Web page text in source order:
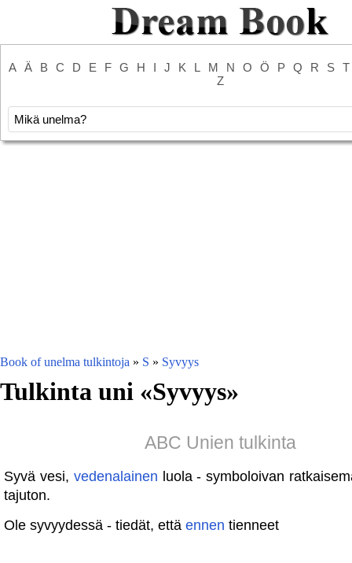
A Ä B C D E F G H I J K L M N O Ö P Q R S
T
Z
Book of unelma tulkintoja » S » Syvyys
Tulkinta uni «Syvyys»
ABC Unien tulkinta
Syvä vesi, vedenalainen luola - symboloivan
tajuton.
Ole syvyydessä - tiedät, että ennen tienneet